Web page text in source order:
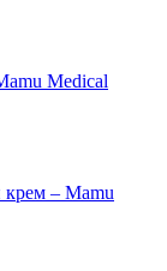
Medical
– Mamu